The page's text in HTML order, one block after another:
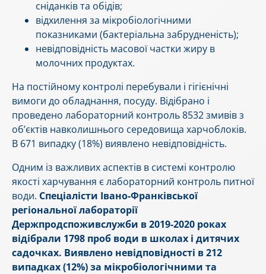
сніданків та обідів;
відхилення за мікробіологічними
показниками (бактеріальна забрудненість);
невідповідність масової частки жиру в
молочних продуктах.
На постійному контролі перебували і гігієнічні
вимоги до обладнання, посуду. Відібрано і
проведено лабораторний контроль 8532 змивів з
об’єктів навколишнього середовища харчоблоків.
В 671 випадку (18%) виявлено невідповідність.
Одним із важливих аспектів в системі контролю
якості харчування є лабораторний контроль питної
води. Спеціалісти Івано-Франківської
регіональної лабораторії
Держпродспоживслужби в 2019-2020 роках
відібрали 1798 проб води в школах і дитячих
садочках. Виявлено невідповідності в 212
випадках (12%) за мікробіологічними та